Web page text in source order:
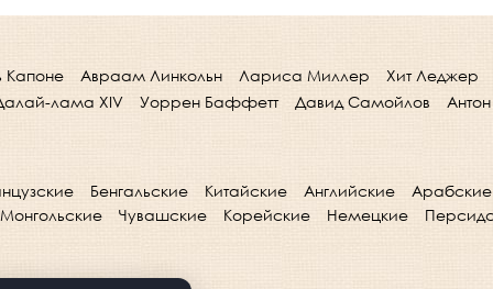
Капоне Авраам Линкольн Лариса Миллер
Хит Леджер
лама XIV Уоррен Баффетт Давид Самойлов
Бенгальские Китайские Английские
Арабские
Монгольские Чувашские Корейские Немецкие